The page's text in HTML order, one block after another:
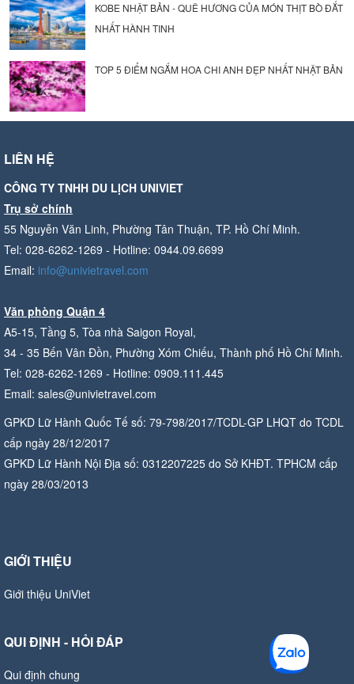
KOBE NHẬT BẢN - QUÊ HƯƠNG CỦA MÓN THỊT BÒ ĐẮT
NHẤT HÀNH TINH
TOP 5 ĐIỂM NGẮM HOA CHI ANH ĐẸP NHẤT NHẬT BẢN
LIÊN HỆ
CÔNG TY TNHH DU LỊCH UNIVIET
Trụ sở chính
55 Nguyễn Văn Linh, Phường Tân Thuận, TP. Hồ Chí Minh.
Tel: 028-6262-1269 - Hotline: 0944.09.6699
Email: info@univietravel.com
Văn phòng Quận 4
A5-15, Tầng 5, Tòa nhà Saigon Royal,
34 - 35 Bến Vân Đồn, Phường Xóm Chiếu, Thành phố Hồ Chí Minh.
Tel: 028-6262-1269 - Hotline: 0909.111.445
Email: sales@univietravel.com
GPKD Lữ Hành Quốc Tế số: 79-798/2017/TCDL-GP LHQT do TCDL
cấp ngày 28/12/2017
GPKD Lữ Hành Nội Địa số: 0312207225 do Sở KHĐT. TPHCM cấp
ngày 28/03/2013
GIỚI THIỆU
Giới thiệu UniViet
QUI ĐỊNH - HỎI ĐÁP
Qui định chung